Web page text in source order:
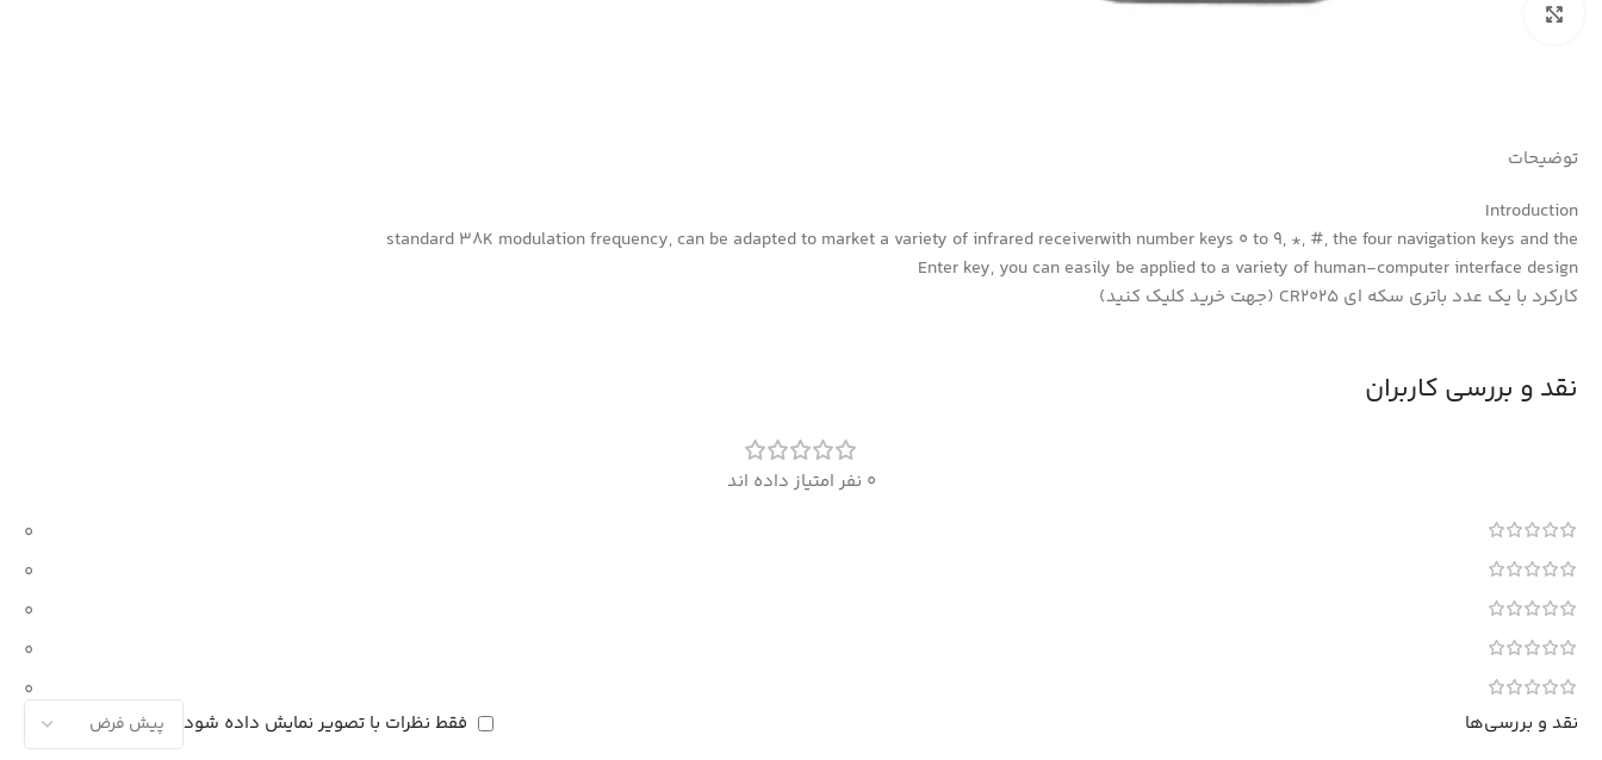
توضیحات
Introduction
standard 38K modulation frequency, can be adapted to market a variety of infrared receiverwith number keys 0 to 9, *, #, the four navigation keys and the
Enter key, you can easily be applied to a variety of human-computer interface design
کارکرد با یک عدد باتری سکه ای CR2025 (جهت خرید کلیک کنید)
نقد و بررسی کاربران
0 نفر امتیاز داده اند
0
0
0
0
0
نقد و بررسی‌ها
فقط نظرات با تصویر نمایش داده شود